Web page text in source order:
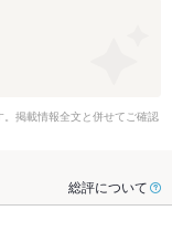
掲載情報全文と併せてご確認
総評について